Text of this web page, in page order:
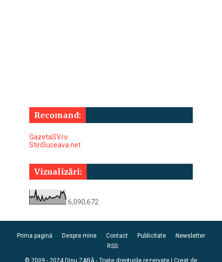
Recomand:
GazetaSV.ro
StiriSuceava.net
Vizualizări:
6,090,672
Prima pagină Despre mine Contact Publicitate
Newsletter
RSS
© 2009 - 2024 Dinu ZARĂ - Toate drepturile rezervate | Creat de